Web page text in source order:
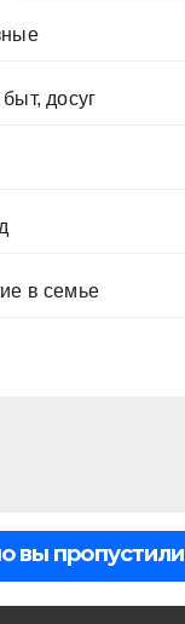
досуг
в семье
вы пропустили